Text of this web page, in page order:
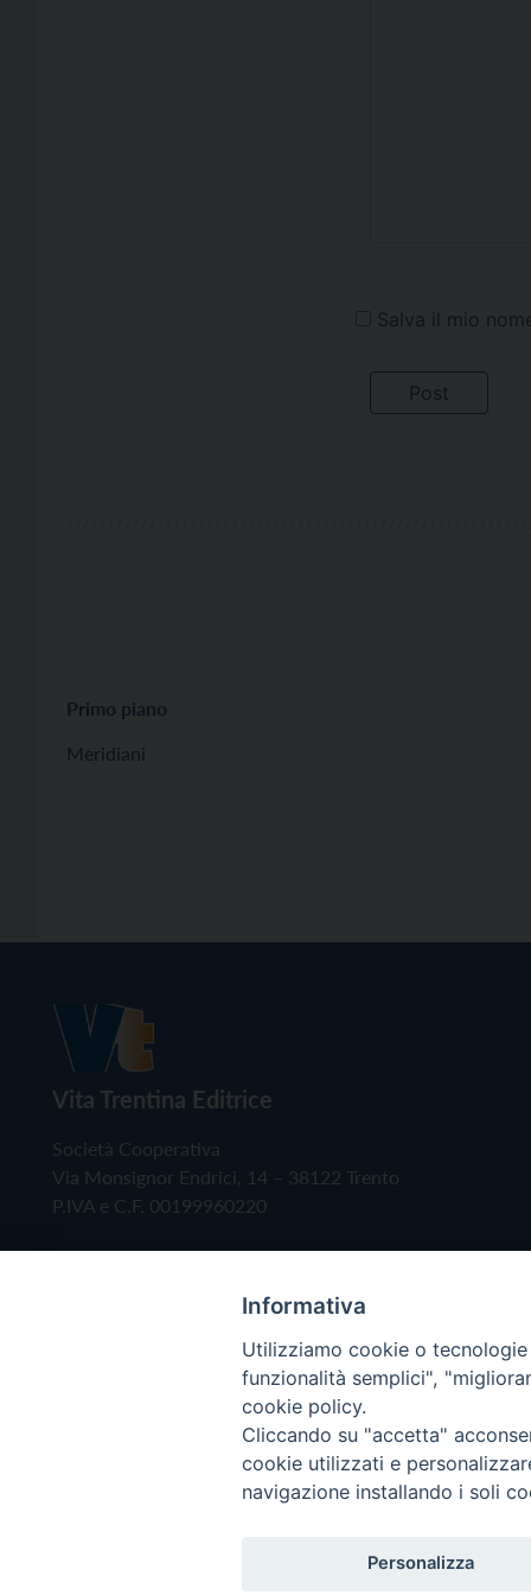
Salva il mio
Primo piano
Meridiani
Vita Trentina Editrice
Società Cooperativa
Via Monsignor Endrici, 14 – 38122 Trento
P.IVA e C.F. 00199960220
Copyright © 2019 - Tutti i diritti riservati - Vita
Informativa
Utilizziamo cookie o
funzionalità semplici",
cookie policy.
Cliccando su "accetta"
cookie utilizzati e
navigazione installando i soli
Personalizza